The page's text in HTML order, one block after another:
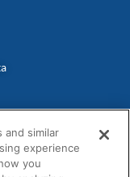
and similar
experience
you